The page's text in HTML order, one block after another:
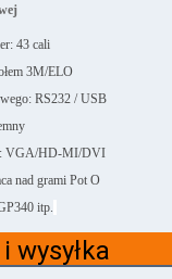
43 cali
3M/ELO
RS232 / USB
VGA/HD-MI/DVI
nad grami Pot O
itp.
wysyłka